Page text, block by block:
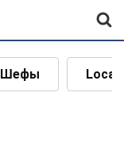
Шефы Local